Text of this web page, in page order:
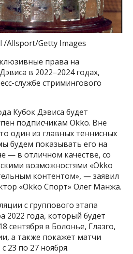
/Allsport/Getty Images
права на
в 2022–2024 годах,
службе стримингового
Кубок Дэвиса будет
подписчикам Okko. Вне
один из главных теннисных
будем показывать его на
— в отличном качестве, со
возможностями «Okko
контентом», — заявил
«Okko Спорт» Олег Манжа.
с группового этапа
2022 года, который будет
сентября в Болонье, Глазго,
а также покажет матчи
23 по 27 ноября.